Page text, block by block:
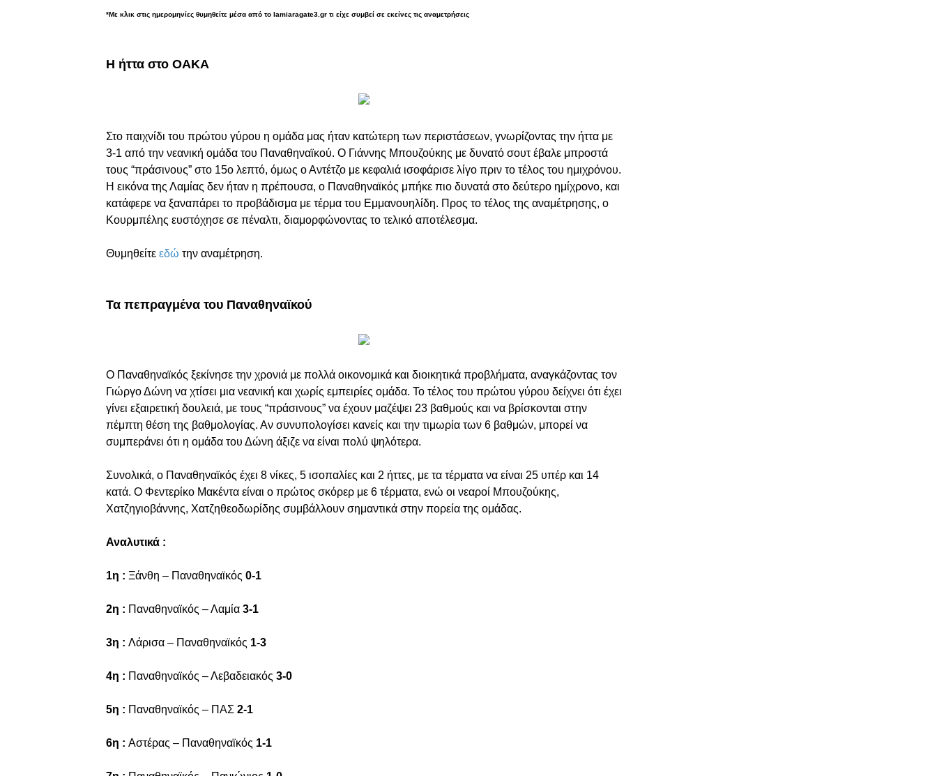
*Mε κλικ στις ημερομηνίες θυμηθείτε μέσα από το lamiaragate3.gr τι είχε συμβεί σε εκείνες τις αναμετρήσεις
Η ήττα στο ΟΑΚΑ
Στο παιχνίδι του πρώτου γύρου η ομάδα μας ήταν κατώτερη των περιστάσεων, γνωρίζοντας την ήττα με
3-1 από την νεανική ομάδα του Παναθηναϊκού. Ο Γιάννης Μπουζούκης με δυνατό σουτ έβαλε μπροστά
τους “πράσινους” στο 15o λεπτό, όμως ο Αντέτζο με κεφαλιά ισοφάρισε λίγο πριν το τέλος του ημιχρόνου.
Η εικόνα της Λαμίας δεν ήταν η πρέπουσα, ο Παναθηναϊκός μπήκε πιο δυνατά στο δεύτερο ημίχρονο, και
κατάφερε να ξαναπάρει το προβάδισμα με τέρμα του Εμμανουηλίδη. Προς το τέλος της αναμέτρησης, ο
Κουρμπέλης ευστόχησε σε πέναλτι, διαμορφώνοντας το τελικό αποτέλεσμα.
Θυμηθείτε εδώ την αναμέτρηση.
Τα πεπραγμένα του Παναθηναϊκού
Ο Παναθηναϊκός ξεκίνησε την χρονιά με πολλά οικονομικά και διοικητικά προβλήματα, αναγκάζοντας τον
Γιώργο Δώνη να χτίσει μια νεανική και χωρίς εμπειρίες ομάδα. Το τέλος του πρώτου γύρου δείχνει ότι έχει
γίνει εξαιρετική δουλειά, με τους “πράσινους” να έχουν μαζέψει 23 βαθμούς και να βρίσκονται στην
πέμπτη θέση της βαθμολογίας. Αν συνυπολογίσει κανείς και την τιμωρία των 6 βαθμών, μπορεί να
συμπεράνει ότι η ομάδα του Δώνη άξιζε να είναι πολύ ψηλότερα.
Συνολικά, ο Παναθηναϊκός έχει 8 νίκες, 5 ισοπαλίες και 2 ήττες, με τα τέρματα να είναι 25 υπέρ και 14
κατά. Ο Φεντερίκο Μακέντα είναι ο πρώτος σκόρερ με 6 τέρματα, ενώ οι νεαροί Μπουζούκης,
Χατζηγιοβάννης, Χατζηθεοδωρίδης συμβάλλουν σημαντικά στην πορεία της ομάδας.
Αναλυτικά :
1η : Ξάνθη – Παναθηναϊκός 0-1
2η : Παναθηναϊκός – Λαμία 3-1
3η : Λάρισα – Παναθηναϊκός 1-3
4η : Παναθηναϊκός – Λεβαδειακός 3-0
5η : Παναθηναϊκός – ΠΑΣ 2-1
6η : Αστέρας – Παναθηναϊκός 1-1